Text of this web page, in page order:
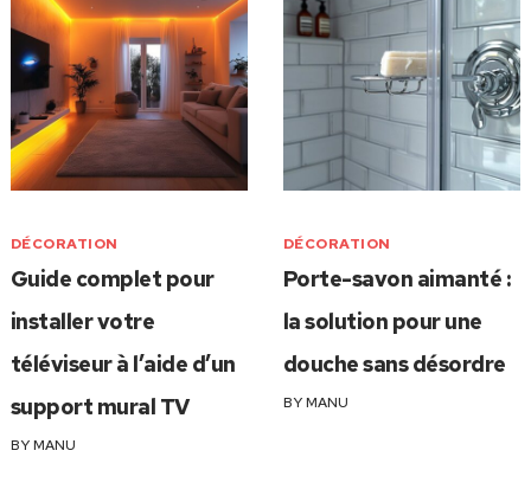
DÉCORATION
Guide complet pour
installer votre
téléviseur à l’aide d’un
support mural TV
BYMANU
DÉCORATION
Porte-savon aimanté :
la solution pour une
douche sans désordre
BYMANU